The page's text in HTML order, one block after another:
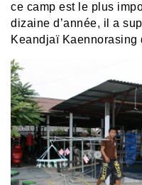
ce camp est le plus
dizaine d’année, il a
Keandjaï Kaennorasing